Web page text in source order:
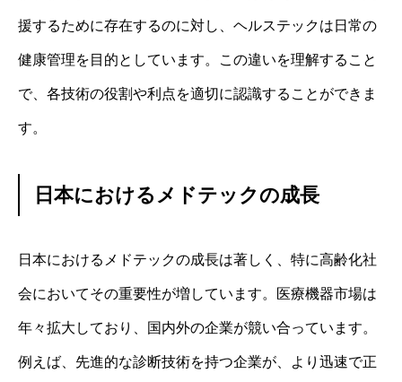
援するために存在するのに対し、ヘルステックは日常の
健康管理を目的としています。この違いを理解すること
で、各技術の役割や利点を適切に認識することができま
す。
日本におけるメドテックの成長
日本におけるメドテックの成長は著しく、特に高齢化社
会においてその重要性が増しています。医療機器市場は
年々拡大しており、国内外の企業が競い合っています。
例えば、先進的な診断技術を持つ企業が、より迅速で正